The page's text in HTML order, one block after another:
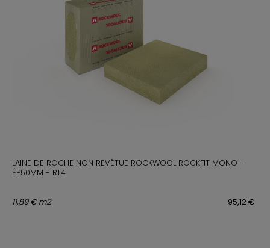
LAINE DE ROCHE NON REVÊTUE ROCKWOOL ROCKFIT MONO -
ÉP50MM - R1.4
95,12 €
11,89 € m2